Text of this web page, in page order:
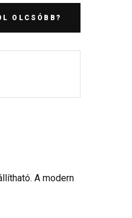
OLCSÓBB?
A modern